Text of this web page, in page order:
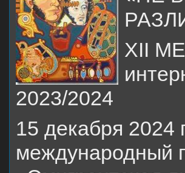
XII
2023/2024
15 декабря 2024
международный